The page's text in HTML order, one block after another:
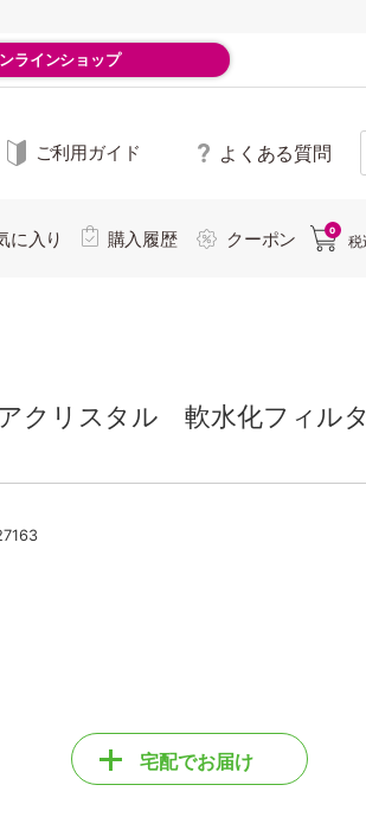
ラインショップ
ご利用ガイド よくある質問
に入り 購入履歴 クーポン 0
税
クリスタル 軟水化フィ
宅配でお届け